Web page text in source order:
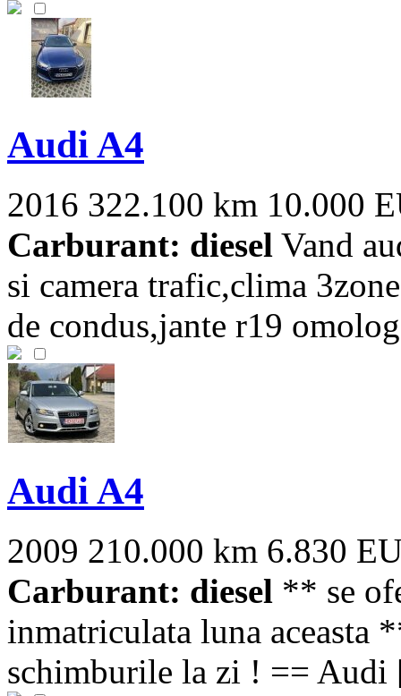
Audi A4
2016 322.100 km 10.000
Carburant: diesel Vand
si camera trafic,clima
de condus,jante r19
Audi A4
2009 210.000 km 6.830
Carburant: diesel ** se
inmatriculata luna
schimburile la zi ! == Audi